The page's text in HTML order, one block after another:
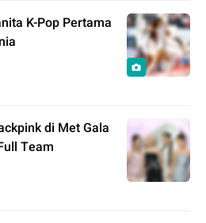
K-Pop Pertama
di Met Gala
Team